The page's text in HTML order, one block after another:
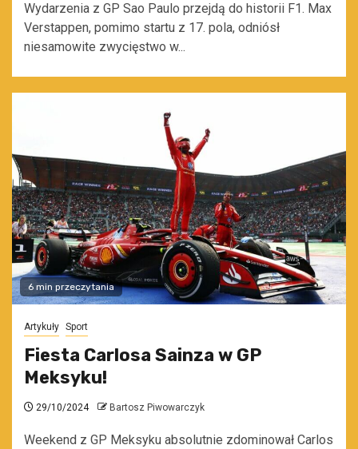
Wydarzenia z GP Sao Paulo przejdą do historii F1. Max
Verstappen, pomimo startu z 17. pola, odniósł
niesamowite zwycięstwo w...
6 min przeczytania
Artykuły Sport
Fiesta Carlosa Sainza w GP
Meksyku!
29/10/2024 Bartosz Piwowarczyk
Weekend z GP Meksyku absolutnie zdominował Carlos